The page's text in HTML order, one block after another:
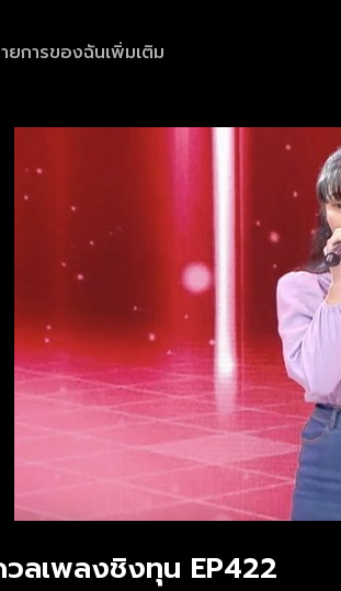
ยการของฉันเพิ่มเติม
ลเพลงชิงทุน EP422